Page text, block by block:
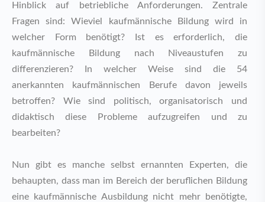
Hinblick auf betriebliche Anforderungen. Zentrale
Fragen sind: Wieviel kaufmännische Bildung wird in
welcher Form benötigt? Ist es erforderlich, die
kaufmännische Bildung nach Niveaustufen zu
differenzieren? In welcher Weise sind die 54
anerkannten kaufmännischen Berufe davon jeweils
betroffen? Wie sind politisch, organisatorisch und
didaktisch diese Probleme aufzugreifen und zu
bearbeiten?
Nun gibt es manche selbst ernannten Experten, die
behaupten, dass man im Bereich der beruflichen Bildung
eine kaufmännische Ausbildung nicht mehr benötigte,